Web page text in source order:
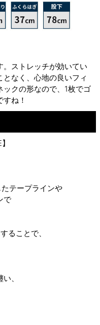
ストレッチが効いてい
なく、心地の良いフィ
クの形なので、1枚でゴ
ね！
テープラインや
で
ることで、
、